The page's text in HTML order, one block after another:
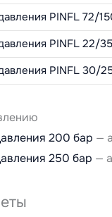
PINFL 72/
PINFL 22/
PINFL 30/
200 бар —
250 бар —